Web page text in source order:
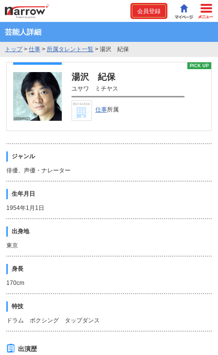
会員登録
芸能人詳細
トップ> 仕事 > 所属タレント一覧 > 湯沢 紀保
PICK UP
湯沢 紀保
ユサワ ミチヤス
仕事所属
ジャンル
俳優、声優・ナレーター
生年月日
1954年1月1日
出身地
東京
身長
170cm
特技
ドラム ボクシング タップダンス
出演歴